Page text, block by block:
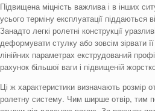
Підвищена міцність важлива і в інших
усього терміну експлуатації піддаються
Занадто легкі ролетні конструкції
деформувати стулку або зовсім зірвати
лінійних параметрах екструдований
рахунок більшої ваги і підвищеній
Ці ж характеристики визначають розмір
ролетну систему. Чим ширше отвір, тим